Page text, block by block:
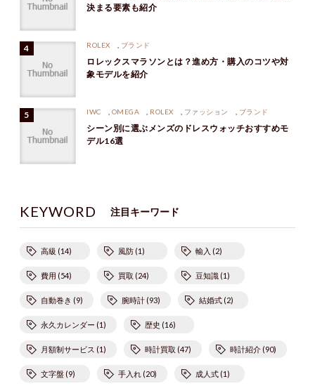
決まる要素も紹介
ROLEX ブランド
ロレックスマラソンとは？進め方・購入のコツや対
象モデルを紹介
IWC OMEGA ROLEX ファッション ブランド
シーン別に選ぶメンズのドレスウォッチおすすめモ
デル16選
KEYWORD 注目キーワード
高級 (14) 風防 (1) 輸入 (2)
費用 (54) 買取 (24) 豆知識 (1)
自動巻き (9) 腕時計 (93) 結婚式 (2)
永久カレンダー (1) 歴史 (16)
月額制サービス (1) 時計買取 (47) 時計紹介 (90)
文字盤 (9) 手入れ (20) 成人式 (1)